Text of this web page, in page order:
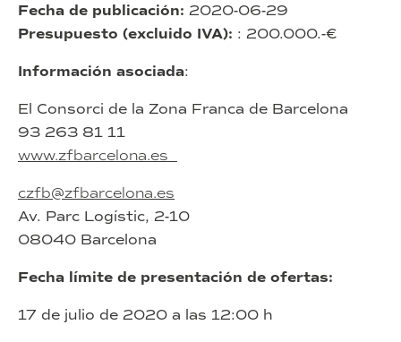
Fecha de publicación: 2020-06-29
Presupuesto (excluido IVA): : 200.000.-€
Información asociada:
El Consorci de la Zona Franca de Barcelona
93 263 81 11
www.zfbarcelona.es
czfb@zfbarcelona.es
Av. Parc Logístic, 2-10
08040 Barcelona
Fecha límite de presentación de ofertas:
17 de julio de 2020 a las 12:00 h